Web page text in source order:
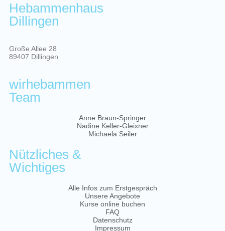
Hebammenhaus
Dillingen
Große Allee 28
89407 Dillingen
wirhebammen
Team
Anne Braun-Springer
Nadine Keller-Gleixner
Michaela Seiler
Nützliches &
Wichtiges
Alle Infos zum Erstgespräch
Unsere Angebote
Kurse online buchen
FAQ
Datenschutz
Impressum